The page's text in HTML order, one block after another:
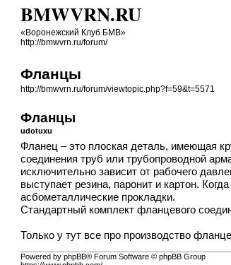
BMWVRN.RU
«Воронежский Клуб БМВ»
http://bmwvrn.ru/forum/
Фланцы
http://bmwvrn.ru/forum/viewtopic.php?f=59&t=5571
Фланцы
udotuxu
Фланец – это плоская деталь, имеющая
соединения труб или трубопроводной
исключительно зависит от рабочего
выступает резина, паронит и картон.
асбометаллические прокладки.
Стандартный комплект фланцевого
Только у тут все про производство
Powered by phpBB® Forum Software © phpBB Group